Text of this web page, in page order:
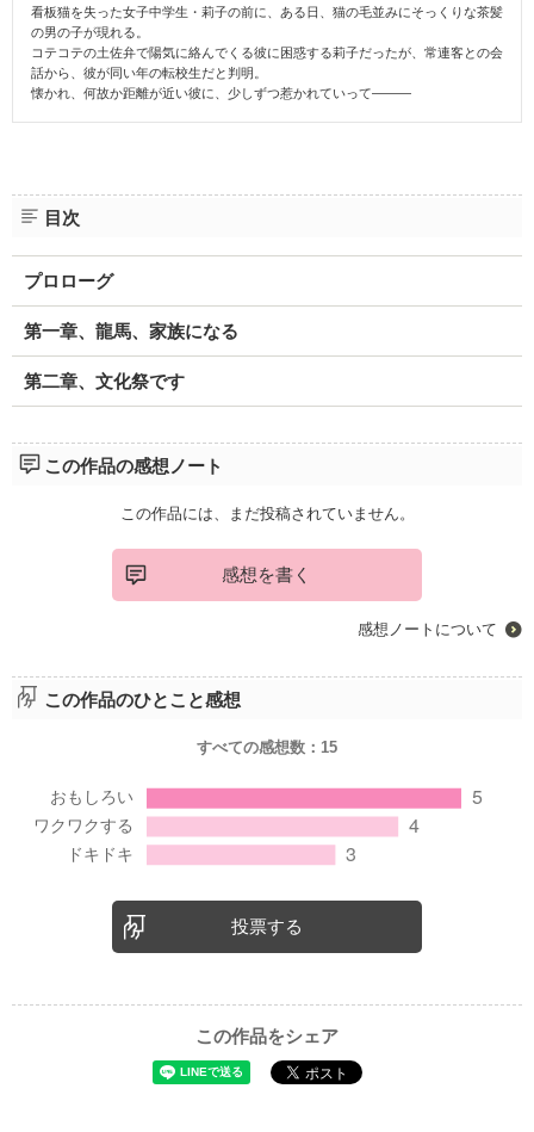
看板猫を失った女子中学生・莉子の前に、ある日、猫の毛並みにそっくりな茶髪
の男の子が現れる。
コテコテの土佐弁で陽気に絡んでくる彼に困惑する莉子だったが、常連客との会
話から、彼が同い年の転校生だと判明。
懐かれ、何故か距離が近い彼に、少しずつ惹かれていって―――
目次
プロローグ
第一章、龍馬、家族になる
第二章、文化祭です
この作品の感想ノート
この作品には、まだ投稿されていません。
感想を書く
感想ノートについて
この作品のひとこと感想
すべての感想数： 15
投票する
この作品をシェア